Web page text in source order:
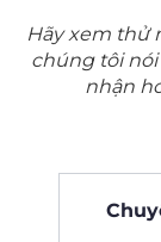
Hãy xem thử
chúng tôi nói
nhận